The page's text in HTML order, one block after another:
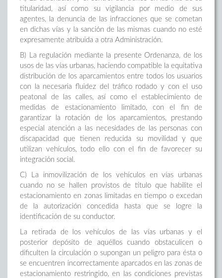
titularidad, así como su vigilancia por medio de sus
agentes, la denuncia de las infracciones que se cometan
en dichas vías y la sanción de las mismas cuando no esté
expresamente atribuida a otra Administración.
B) La regulación mediante la presente Ordenanza, de los
usos de las vías urbanas, haciendo compatible la equitativa
distribución de los aparcamientos entre todos los usuarios
con la necesaria fluidez del tráfico rodado y con el uso
peatonal de las calles, así como el establecimiento de
medidas de estacionamiento limitado, con el fin de
garantizar la rotación de los aparcamientos, prestando
especial atención a las necesidades de las personas con
discapacidad que tienen reducida su movilidad y que
utilizan vehículos, todo ello con el fin de favorecer su
integración social.
C) La inmovilización de los vehículos en vías urbanas
cuando no se hallen provistos de título que habilite el
estacionamiento en zonas limitadas en tiempo o excedan
de la autorización concedida hasta que se logre la
identificación de su conductor.
La retirada de los vehículos de las vías urbanas y el
posterior depósito de aquéllos cuando obstaculicen o
dificulten la circulación o supongan un peligro para ésta o
se encuentren incorrectamente aparcados en las zonas de
estacionamiento restringido, en las condiciones previstas